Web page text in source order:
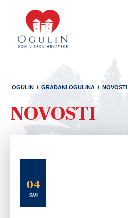
OGULIN / GRAĐANI OGULINA / NOVOSTI
NOVOSTI
04
SVI